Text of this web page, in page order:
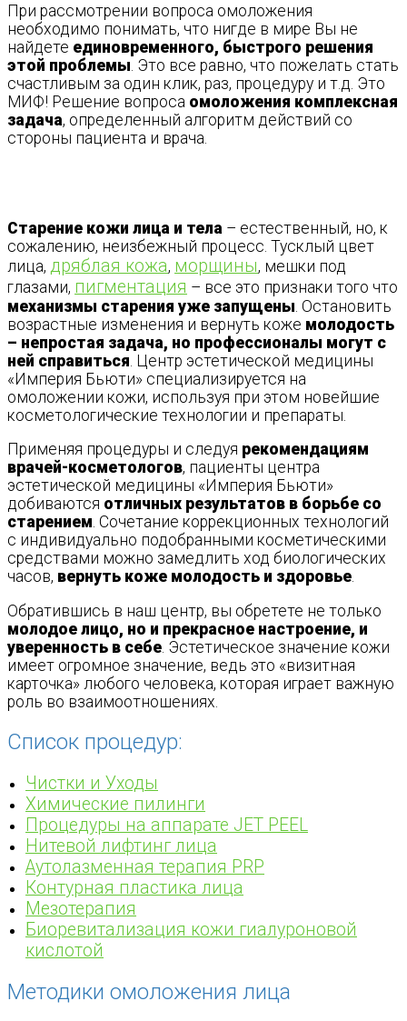
При рассмотрении вопроса омоложения
необходимо понимать, что нигде в мире Вы не
найдете единовременного, быстрого решения
этой проблемы . Это все равно, что пожелать стать
счастливым за один клик, раз, процедуру и т.д. Это
МИФ! Решение вопроса омоложения комплексная
задача, определенный алгоритм действий со
стороны пациента и врача.
Старение кожи лица и тела – естественный, но, к
сожалению, неизбежный процесс. Тусклый цвет
лица, дряблая кожа, морщины, мешки под
глазами, пигментация – все это признаки того что
механизмы старения уже запущены . Остановить
возрастные изменения и вернуть коже молодость
– непростая задача, но профессионалы могут с
ней справиться . Центр эстетической медицины
«Империя Бьюти» специализируется на
омоложении кожи, используя при этом новейшие
косметологические технологии и препараты.
Применяя процедуры и следуя рекомендациям
врачей-косметологов, пациенты центра
эстетической медицины «Империя Бьюти»
добиваются отличных результатов в борьбе со
старением. Сочетание коррекционных технологий
с индивидуально подобранными косметическими
средствами можно замедлить ход биологических
часов, вернуть коже молодость и здоровье.
Обратившись в наш центр, вы обретете не только
молодое лицо, но и прекрасное настроение, и
уверенность в себе . Эстетическое значение кожи
имеет огромное значение, ведь это «визитная
карточка» любого человека, которая играет важную
роль во взаимоотношениях.
Список процедур:
Чистки и Уходы
Химические пилинги
Процедуры на аппарате JET PEEL
Нитевой лифтинг лица
Аутолазменная терапия PRP
Контурная пластика лица
Мезотерапия
Биоревитализация кожи гиалуроновой
кислотой
Методики омоложения лица